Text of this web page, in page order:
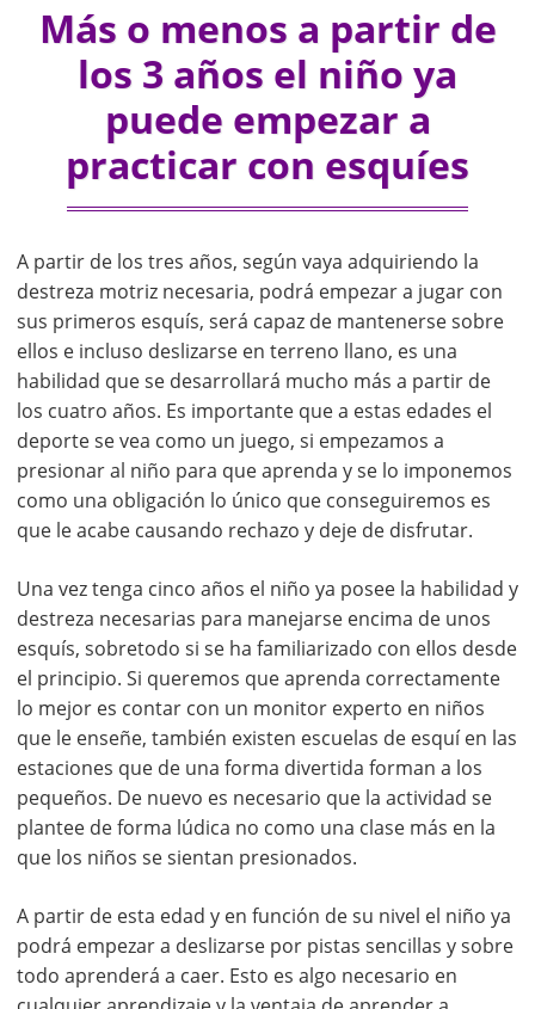
Más o menos a partir de
los 3 años el niño ya
puede empezar a
practicar con esquíes
A partir de los tres años, según vaya adquiriendo la
destreza motriz necesaria, podrá empezar a jugar con
sus primeros esquís, será capaz de mantenerse sobre
ellos e incluso deslizarse en terreno llano, es una
habilidad que se desarrollará mucho más a partir de
los cuatro años. Es importante que a estas edades el
deporte se vea como un juego, si empezamos a
presionar al niño para que aprenda y se lo imponemos
como una obligación lo único que conseguiremos es
que le acabe causando rechazo y deje de disfrutar.
Una vez tenga cinco años el niño ya posee la habilidad y
destreza necesarias para manejarse encima de unos
esquís, sobretodo si se ha familiarizado con ellos desde
el principio. Si queremos que aprenda correctamente
lo mejor es contar con un monitor experto en niños
que le enseñe, también existen escuelas de esquí en las
estaciones que de una forma divertida forman a los
pequeños. De nuevo es necesario que la actividad se
plantee de forma lúdica no como una clase más en la
que los niños se sientan presionados.
A partir de esta edad y en función de su nivel el niño ya
podrá empezar a deslizarse por pistas sencillas y sobre
todo aprenderá a caer. Esto es algo necesario en